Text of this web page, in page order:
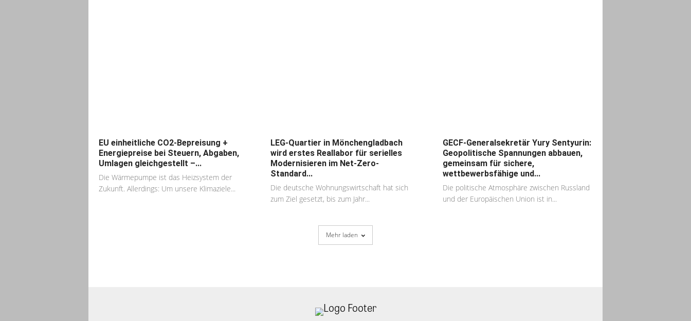
EU einheitliche CO2-Bepreisung +
Energiepreise bei Steuern, Abgaben,
Umlagen gleichgestellt –...
Die Wärmepumpe ist das Heizsystem der
Zukunft. Allerdings: Um unsere Klimaziele...
LEG-Quartier in Mönchengladbach
wird erstes Reallabor für serielles
Modernisieren im Net-Zero-
Standard...
Die deutsche Wohnungswirtschaft hat sich
zum Ziel gesetzt, bis zum Jahr...
GECF-Generalsekretär Yury Sentyurin:
Geopolitische Spannungen abbauen,
gemeinsam für sichere,
wettbewerbsfähige und...
Die politische Atmosphäre zwischen Russland
und der Europäischen Union ist in...
Mehr laden